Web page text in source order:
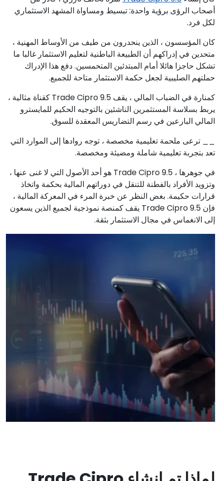
أصحاب الرؤى برؤية واحدة: تبسيط ومساواة المشهد الاستثماري
لكل فرد.
كان المؤسسون ، الذين ينحدرون من طيف من الأوساط المهنية ،
متحدين في إدراكهم أن الطبيعة الباطنية لتعليم الاستثمار غالبا ما
تشكل حاجزا هائلا أمام المبتدئين المتحمسين. دفع هذا الإدراك
حملتهم الصليبية لجعل حكمة الاستثمار متاحة للجميع.
كمنارة في الضباب المالي ، يقف Trade Cipro 9.5 كقناة مثالية ،
يربط بسلاسة المستثمرين الناشئين بالتوجيه الحكيم للمايسترو
المالي البارعين في رسم التضاريس المعقدة للسوق.
__ ترعى ملحمة تعليمية مخصصة ، توجه روادها إلى الموارد التي
تعد بتجربة تعليمية شاملة ومضيئة ومخصصة.
في جوهرها ، Trade Cipro 9.5 هو أحد الأصول التي لا غنى عنها ،
وتزويد الأفراد بالفطنة للتنقل في دوراتهم المالية بحكمة واتخاذ
قرارات حكيمة. بغض النظر عن خبرة المرء في المعركة المالية ،
فإن Trade Cipro 9.5 يقف كمنصة نموذجية لجميع الذين يسعون
إلى الانغماس في مجال الاستثمار بثقة.